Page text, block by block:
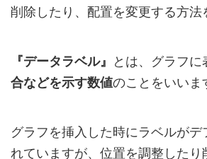
削除したり、配置を変更する方法
『データラベル』 とは、グラフに
合などを示す数値のことをいいま
グラフを挿入した時にラベルがデ
れていますが、位置を調整した